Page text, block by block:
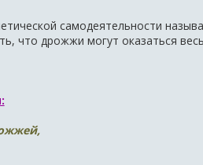
самодеятельности
что дрожжи могут оказаться